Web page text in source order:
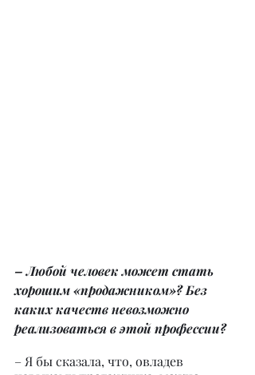
– Любой человек может стать
хорошим «продажником»? Без
каких качеств невозможно
реализоваться в этой профессии?
– Я бы сказала, что, овладев